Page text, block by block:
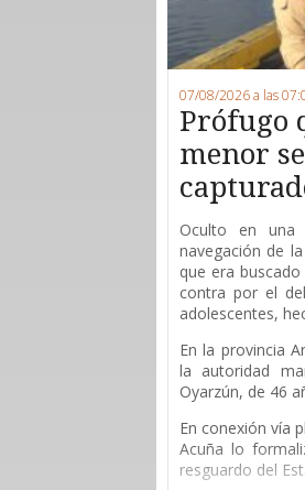
07/08/2026 a las
Prófugo
menor
Oculto en una
navegación de
que era
contra por el
adolescentes,
En la provincia
la autoridad
Oyarzún, de 46
En conexión vía
Acuña lo
resguardo del